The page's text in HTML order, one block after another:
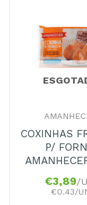
COXINHAS
P/
€3,89/
€0.43/